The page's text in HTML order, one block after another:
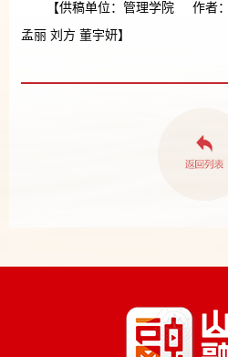
【供稿单位：管理学院 作者
孟丽 刘方 董宇妍】